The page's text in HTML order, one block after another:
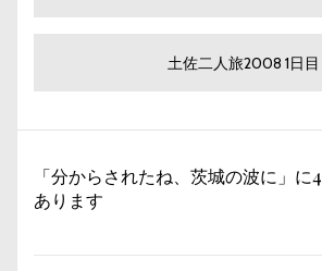
シ
ョ
投次
稿:
土佐二人旅2008 1日目
「分からされたね、茨城の波に」
あります